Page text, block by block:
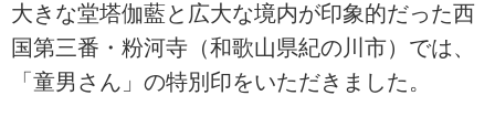
大きな堂塔伽藍と広大な境内が印象的だった西
国第三番・粉河寺（和歌山県紀の川市）では、
「童男さん」の特別印をいただきました。